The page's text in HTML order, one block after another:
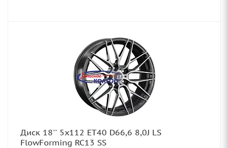
Диск 18'' 5x112 ET40 D66,6 8,0J LS
FlowForming RC13 SS